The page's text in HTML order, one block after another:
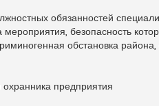
обязанностей
безопасность
обстановка
предприятия